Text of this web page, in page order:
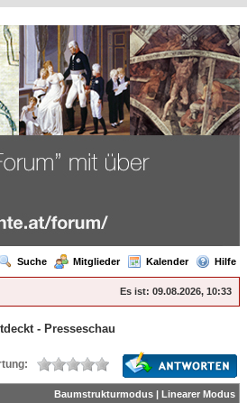
Suche Mitglieder Kalender Hilfe
Es ist: 09.08.2026, 10:33
- Presseschau
Baumstrukturmodus | Linearer Modus